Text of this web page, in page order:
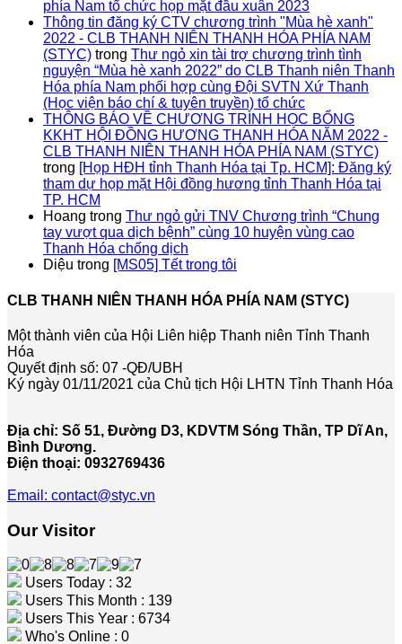
phía Nam tổ chức họp mặt đầu xuân 2023
Thông tin đăng ký CTV chương trình "Mùa hè xanh"
2022 - CLB THANH NIÊN THANH HÓA PHÍA NAM
(STYC) trong Thư ngỏ xin tài trợ chương trình tình
nguyện “Mùa hè xanh 2022” do CLB Thanh niên Thanh
Hóa phía Nam phối hợp cùng Đội SVTN Xứ Thanh
(Học viện báo chí & tuyên truyền) tổ chức
THÔNG BÁO VỀ CHƯƠNG TRÌNH HỌC BỔNG
KKHT HỘI ĐỒNG HƯƠNG THANH HÓA NĂM 2022 -
CLB THANH NIÊN THANH HÓA PHÍA NAM (STYC)
trong
[Họp HĐH tỉnh Thanh Hóa tại Tp. HCM]: Đăng ký
tham dự họp mặt Hội đồng hương tỉnh Thanh Hóa tại
TP. HCM
Hoang trong Thư ngỏ gửi TNV Chương trình “Chung
tay vượt qua dịch bệnh” cùng 10 huyện vùng cao
Thanh Hóa chống dịch
Diệu trong [MS05] Tết trong tôi
CLB THANH NIÊN THANH HÓA PHÍA NAM (STYC)
Một thành viên của Hội Liên hiệp Thanh niên Tỉnh Thanh
Hóa
Quyết định số: 07 -QĐ/UBH
Ký ngày 01/11/2021 của Chủ tịch Hội LHTN Tỉnh Thanh Hóa
Địa chỉ: Số 51, Đường D3, KDVTM Sóng Thần, TP Dĩ An,
Bình Dương.
Điện thoại: 0932769436
Email: contact@styc.vn
Our Visitor
Users Today : 32
Users This Month : 139
Users This Year : 6734
Who's Online : 0